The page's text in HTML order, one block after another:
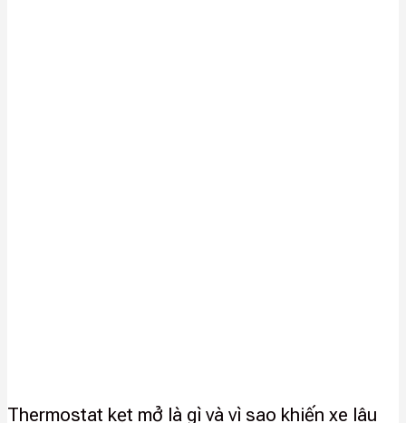
Thermostat kẹt mở là gì và vì sao khiến xe lâu